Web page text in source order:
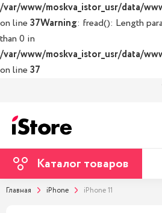
/var/www/moskva_istor_usr/data/
on line 37Warning: fread(): Length
than 0 in
/var/www/moskva_istor_usr/data/
on line 37
Каталог товаров
Главная iPhone iPhone 11